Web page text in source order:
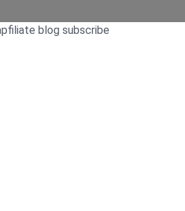
über den Affiliate-Zugang und ein
und